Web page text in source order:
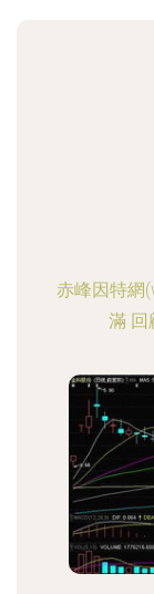
赤峰因特網
滿 回